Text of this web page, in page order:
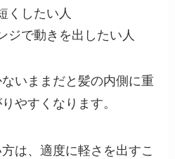
くしたい人
ジで動きを出したい人
いままだと髪の内側に重
やすくなります。
は、適度に軽さを出すこ